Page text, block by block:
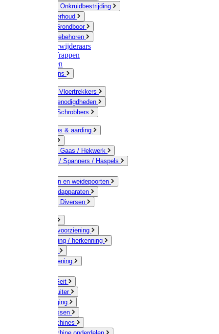
Schoffels / Onkruidbestrijding
Gazononderhoud
Hamers / Grondboor
Sledes / toebehoren
Onkruidverwijderaars
Ladders / Trappen
Werkbanken
Betonmolens
Bezems & Vloertrekkers
Schildersbenodigdheden
Borstels / Schrobbers
Accessoires & aarding
Geleiders / Gaas / Hekwerk
Verbinders / Spanners / Haspels
Doorgangen en weidepoorten
Schrikdraadapparaten
Afrastering Diversen
Drinkwatervoorziening
Veemarkering-/ herkenning
Voervoorziening
Schaap / Geit
Paard & Ruiter
Veeverzorging
Scheermessen
Scheermachines